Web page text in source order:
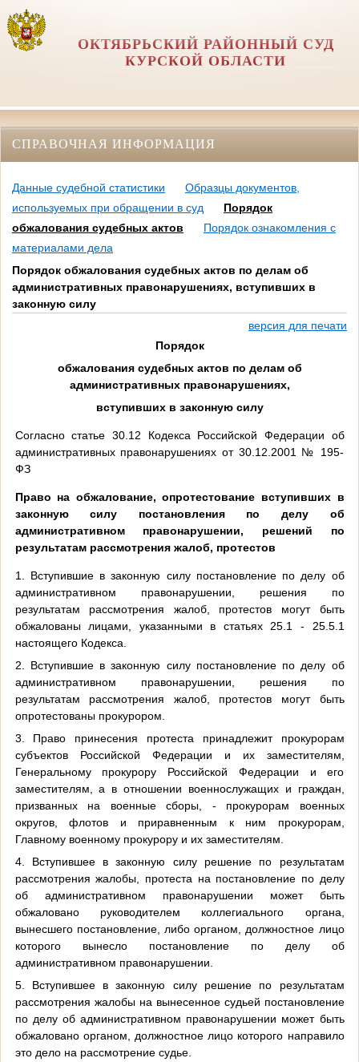
ОКТЯБРЬСКИЙ РАЙОННЫЙ СУД
КУРСКОЙ ОБЛАСТИ
СПРАВОЧНАЯ ИНФОРМАЦИЯ
Данные судебной статистики
Образцы документов,
используемых при обращении в суд
Порядок
обжалования судебных актов
Порядок ознакомления с
материалами дела
Порядок обжалования судебных актов по делам об
административных правонарушениях, вступивших в
законную силу
версия для печати
Порядок
обжалования судебных актов по делам об
административных правонарушениях,
вступивших в законную силу
Согласно статье 30.12 Кодекса Российской Федерации об
административных правонарушениях от 30.12.2001 № 195-
ФЗ
Право на обжалование, опротестование вступивших в
законную силу постановления по делу об
административном правонарушении, решений по
результатам рассмотрения жалоб, протестов
1. Вступившие в законную силу постановление по делу об
административном правонарушении, решения по
результатам рассмотрения жалоб, протестов могут быть
обжалованы лицами, указанными в статьях 25.1 - 25.5.1
настоящего Кодекса.
2. Вступившие в законную силу постановление по делу об
административном правонарушении, решения по
результатам рассмотрения жалоб, протестов могут быть
опротестованы прокурором.
3. Право принесения протеста принадлежит прокурорам
субъектов Российской Федерации и их заместителям,
Генеральному прокурору Российской Федерации и его
заместителям, а в отношении военнослужащих и граждан,
призванных на военные сборы, - прокурорам военных
округов, флотов и приравненным к ним прокурорам,
Главному военному прокурору и их заместителям.
4. Вступившее в законную силу решение по результатам
рассмотрения жалобы, протеста на постановление по делу
об административном правонарушении может быть
обжаловано руководителем коллегиального органа,
вынесшего постановление, либо органом, должностное лицо
которого вынесло постановление по делу об
административном правонарушении.
5. Вступившее в законную силу решение по результатам
рассмотрения жалобы на вынесенное судьей постановление
по делу об административном правонарушении может быть
обжаловано органом, должностное лицо которого направило
это дело на рассмотрение судье.